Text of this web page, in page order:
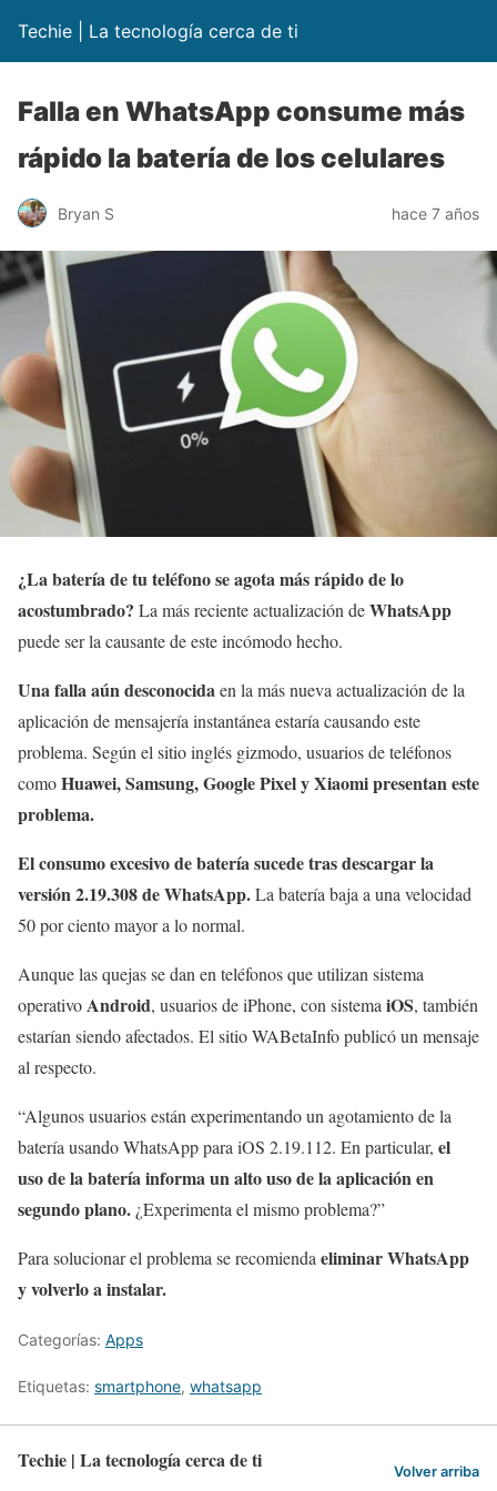
Techie | La tecnología cerca de ti
Falla en WhatsApp consume más
rápido la batería de los celulares
Bryan S hace 7 años
¿La batería de tu teléfono se agota más rápido de lo
acostumbrado? La más reciente actualización deWhatsApp
puede ser la causante de este incómodo hecho.
Una falla aún desconocidaen la más nueva actualización de la
aplicación de mensajería instantánea estaría causando este
problema. Según el sitio inglés gizmodo, usuarios de teléfonos
comoHuawei, Samsung, Google Pixel y Xiaomi presentan este
problema.
El consumo excesivo de batería sucede tras descargar la
versión 2.19.308 de WhatsApp.La batería baja a una velocidad
50 por ciento mayor a lo normal.
Aunque las quejas se dan en teléfonos que utilizan sistema
operativoAndroid, usuarios de iPhone, con sistemaiOS, también
estarían siendo afectados. El sitio WABetaInfo publicó un mensaje
al respecto.
“Algunos usuarios están experimentando un agotamiento de la
batería usando WhatsApp para iOS 2.19.112. En particular, el
uso de la batería informa un alto uso de la aplicación en
segundo plano.¿Experimenta el mismo problema?”
Para solucionar el problema se recomiendaeliminar WhatsApp
y volverlo a instalar.
Categorías: Apps
Etiquetas: smartphone, whatsapp
Techie | La tecnología cerca de ti Volver arriba